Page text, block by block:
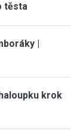
těsta
|
krok